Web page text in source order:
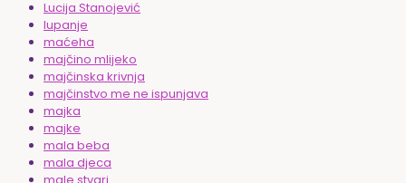
Lucija Stanojević
lupanje
maćeha
majčino mlijeko
majčinska krivnja
majčinstvo me ne ispunjava
majka
majke
mala beba
mala djeca